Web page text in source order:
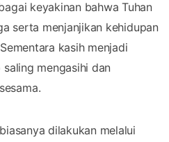
keyakinan bahwa Tuhan
serta menjanjikan kehidupan
kasih menjadi
mengasihi dan
dilakukan melalui